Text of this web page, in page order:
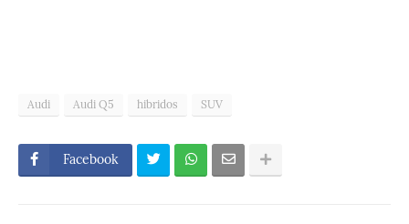
Audi Audi Q5 hibridos SUV
Facebook